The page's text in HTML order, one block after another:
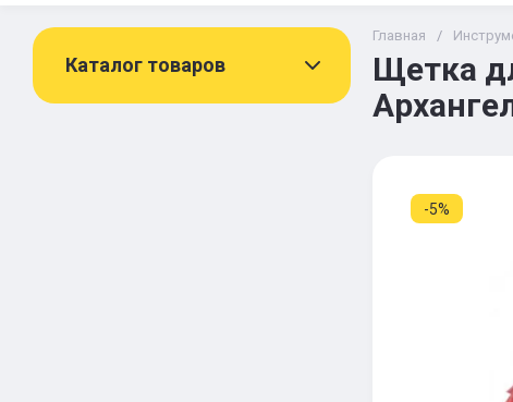
Каталог товаров
Главная /
Щетка
-5%